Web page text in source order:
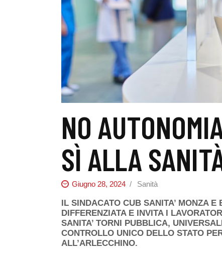
NO
SÌ ALLA
Giugno 28, 2024 Sanità
IL SINDACATO CUB SANITA’ MONZA
DIFFERENZIATA E INVITA I
SANITA’ TORNI PUBBLICA,
CONTROLLO UNICO DELLO STATO
ALL’ARLECCHINO.